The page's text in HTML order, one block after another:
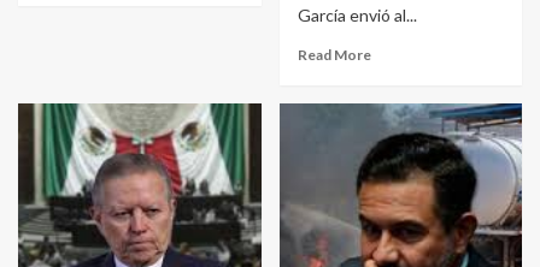
García envió al...
Read More